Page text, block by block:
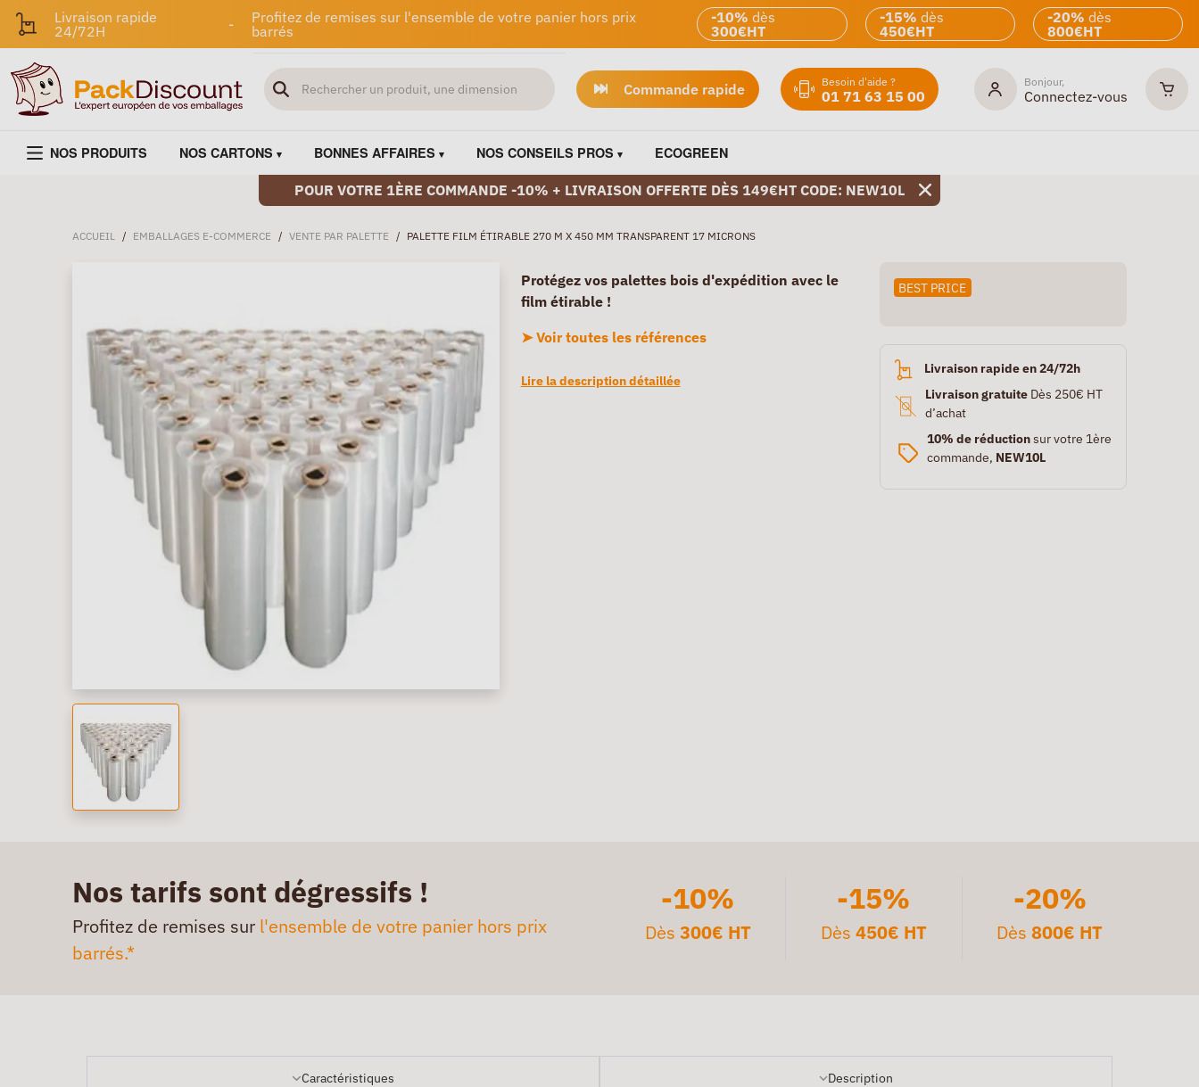
Livraison rapide
24/72H
-
Profitez de remises sur l'ensemble de votre panier hors prix
barrés
-10% dès
300€HT
-15% dès
450€HT
-20% dès
800€HT
Commande rapide Besoin d'aide ?
01 71 63 15 00
Bonjour,
Connectez-vous
NOS PRODUITS NOS CARTONS BONNES AFFAIRES NOS CONSEILS PROS ECOGREEN
POUR VOTRE 1ÈRE COMMANDE -10% + LIVRAISON OFFERTE DÈS 149€HT CODE: NEW10L
ACCUEIL / EMBALLAGES E-COMMERCE / VENTE PAR PALETTE / PALETTE FILM ÉTIRABLE 270 M X 450 MM TRANSPARENT 17 MICRONS
Protégez vos palettes bois d'expédition avec le
film étirable !
➤ Voir toutes les références
Lire la description détaillée
BEST PRICE
Livraison rapide en 24/72h
Livraison gratuiteDès 250€ HT
d’achat
10% de réductionsur votre 1ère
commande, NEW10L
Nos tarifs sont dégressifs !
Profitez de remises sur l'ensemble de votre panier hors prix
barrés.*
-10%
Dès 300€ HT
-15%
Dès 450€ HT
-20%
Dès800€ HT
Caractéristiques Description